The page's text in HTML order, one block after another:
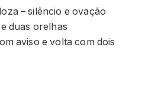
– silêncio e ovação
duas orelhas
aviso e volta com dois